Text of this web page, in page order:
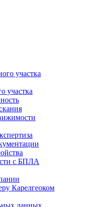
участка
участка
с БПЛА
Карелгеоком
данных